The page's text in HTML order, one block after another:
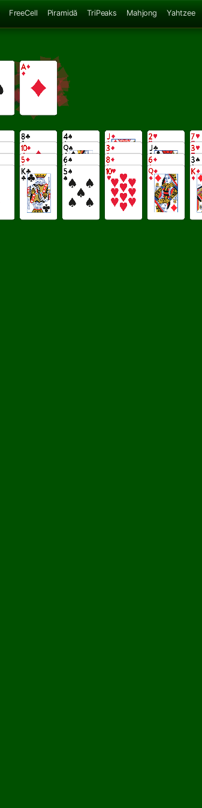
FreeCell Piramidă TriPeaks Mahjong Yahtzee